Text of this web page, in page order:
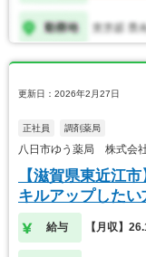
更新日：2026年2月27日
正社員 調剤薬局
八日市ゆう薬局 株式会
【滋賀県東近江
キルアップしたい
給与 【月収】